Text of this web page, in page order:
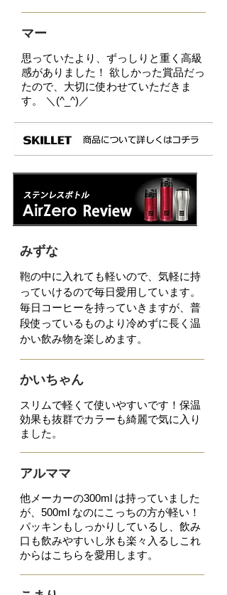
マー
思っていたより、ずっしりと重く高級
感がありました！ 欲しかった賞品だっ
たので、大切に使わせていただきま
す。 ＼(^_^)／
みずな
鞄の中に入れても軽いので、気軽に持
っていけるので毎日愛用しています。
毎日コーヒーを持っていきますが、普
段使っているものより冷めずに長く温
かい飲み物を楽しめます。
かいちゃん
スリムで軽くて使いやすいです！ 保温
効果も抜群でカラーも綺麗で気に入り
ました。
アルママ
他メーカーの300ml は持っていました
が、500ml なのにこっちの方が軽い！
パッキンもしっかり しているし、飲み
口も飲みやすいし氷も楽々入るしこれ
からはこちらを愛用します。